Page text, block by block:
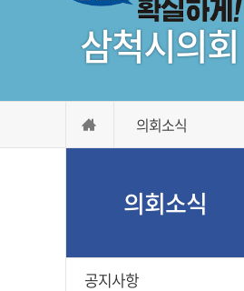
삼척시의회
의회소식
의회소식
공지사항